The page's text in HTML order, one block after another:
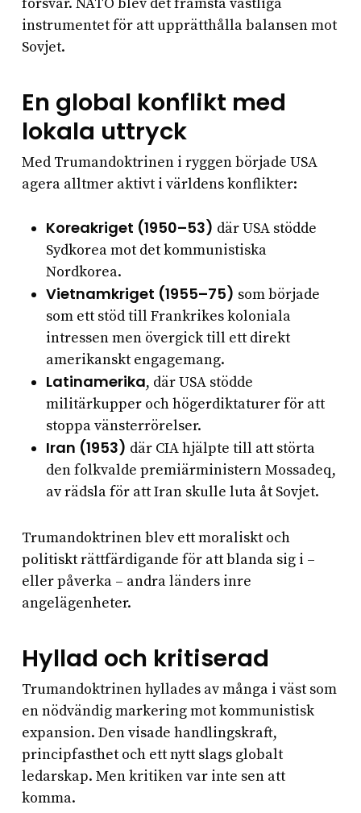
försvar. NATO blev det främsta västliga
instrumentet för att upprätthålla balansen mot
Sovjet.
En global konflikt med
lokala uttryck
Med Trumandoktrinen i ryggen började USA
agera alltmer aktivt i världens konflikter:
Koreakriget (1950–53) där USA stödde
Sydkorea mot det kommunistiska
Nordkorea.
Vietnamkriget (1955–75) som började
som ett stöd till Frankrikes koloniala
intressen men övergick till ett direkt
amerikanskt engagemang.
Latinamerika, där USA stödde
militärkupper och högerdiktaturer för att
stoppa vänsterrörelser.
Iran (1953) där CIA hjälpte till att störta
den folkvalde premiärministern Mossadeq,
av rädsla för att Iran skulle luta åt Sovjet.
Trumandoktrinen blev ett moraliskt och
politiskt rättfärdigande för att blanda sig i –
eller påverka – andra länders inre
angelägenheter.
Hyllad och kritiserad
Trumandoktrinen hyllades av många i väst som
en nödvändig markering mot kommunistisk
expansion. Den visade handlingskraft,
principfasthet och ett nytt slags globalt
ledarskap. Men kritiken var inte sen att
komma.